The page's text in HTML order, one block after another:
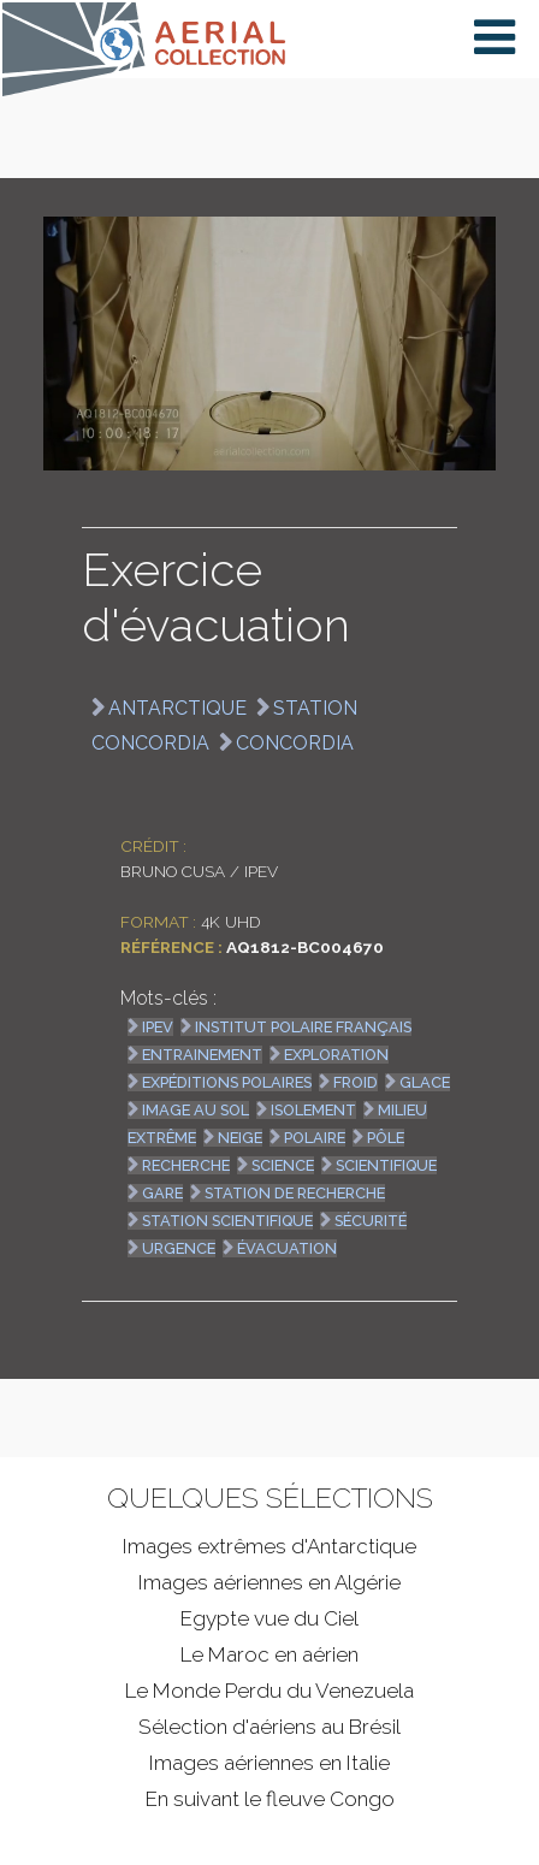
×
PAYS
CARTE
COLLECTIONS
Exercice
d'évacuation
ANTARCTIQUE
STATION
CONCORDIA
CONCORDIA
CRÉDIT :
BRUNO CUSA / IPEV
FORMAT : 4K UHD
RÉFÉRENCE : AQ1812-BC004670
Mots-clés :
IPEV
INSTITUT POLAIRE FRANÇAIS
ENTRAINEMENT
EXPLORATION
EXPÉDITIONS POLAIRES
FROID
GLACE
IMAGE AU SOL
ISOLEMENT
MILIEU
EXTRÊME
NEIGE POLAIRE
PÔLE
RECHERCHE
SCIENCE
SCIENTIFIQUE
GARE
STATION DE RECHERCHE
STATION SCIENTIFIQUE
SÉCURITÉ
URGENCE
ÉVACUATION
QUELQUES SÉLECTIONS
Images extrêmes d'Antarctique
Images aériennes en Algérie
Egypte vue du Ciel
Le Maroc en aérien
Le Monde Perdu du Venezuela
Sélection d'aériens au Brésil
Images aériennes en Italie
En suivant le fleuve Congo